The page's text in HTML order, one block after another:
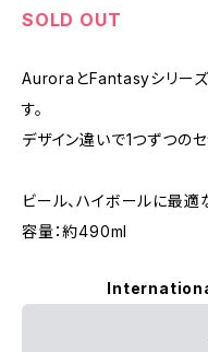
SOLD OUT
AuroraとFantasyシリーズ
す。
デザイン違いで1つずつのセ
ビール、ハイボールに最適
容量：約490ml